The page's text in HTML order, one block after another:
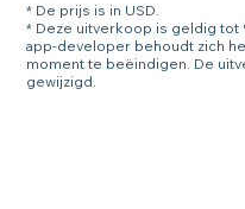
* De prijs is in USD.
* Deze uitverkoop is geldig tot
app-developer behoudt zich
moment te beëindigen. De
gewijzigd.